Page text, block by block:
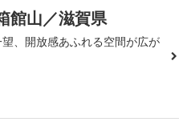
館山／滋賀県
、開放感あふれる空間が広が